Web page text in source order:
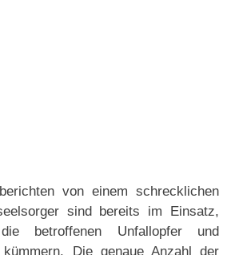
von einem schrecklichen
sind bereits im Einsatz,
betroffenen Unfallopfer und
Die genaue Anzahl der